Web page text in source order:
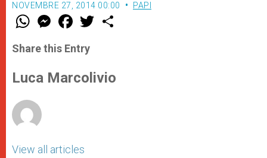
NOVEMBRE 27, 2014 00:00 PAPI
W
t
s
p
p
M
e
s
e
g
e
F
a
e
b
o
k
w
r
Share this Entry
Luca Marcolivio
View all articles